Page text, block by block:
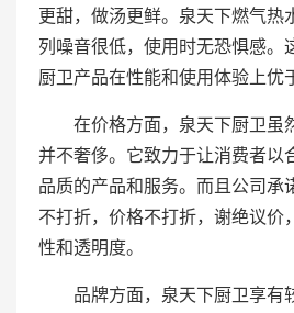
更甜，做汤更鲜。泉天下燃气热
列噪音很低，使用时无恐惧感。
厨卫产品在性能和使用体验上优
在价格方面，泉天下厨卫虽
并不奢侈。它致力于让消费者以
品质的产品和服务。而且公司承
不打折，价格不打折，谢绝议价
性和透明度。
品牌方面，泉天下厨卫享有